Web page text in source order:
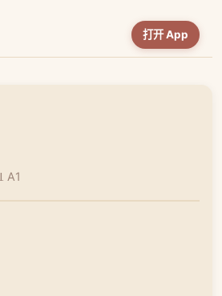
打开 App
A1